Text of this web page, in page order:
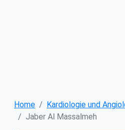
Home Kardiologie und
Jaber Al Massalmeh